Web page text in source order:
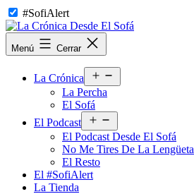
Saltar
al
contenido
#SofiAlert
La
Crónica
Menú Cerrar
La Crónica
el
La Percha
El Sofá
El Podcast
el
menú
El Podcast Desde El Sofá
No Me Tires De La Lengüeta
El Resto
El #SofiAlert
La Tienda